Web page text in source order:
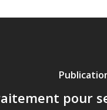
pour